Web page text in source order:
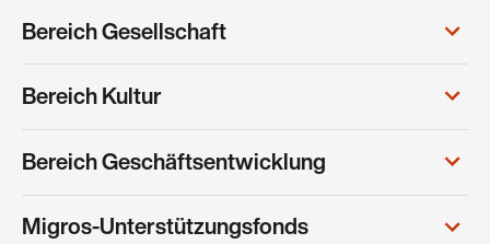
Bereich Gesellschaft
Bereich Kultur
Bereich Geschäftsentwicklung
Migros-Unterstützungsfonds